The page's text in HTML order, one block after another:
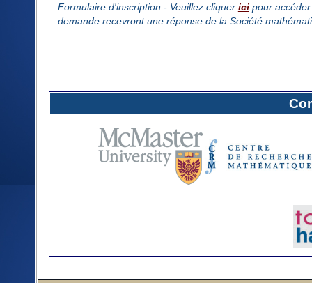
Formulaire d'inscription - Veuillez cliquer icipour accéder
demande recevront une réponse de la Société